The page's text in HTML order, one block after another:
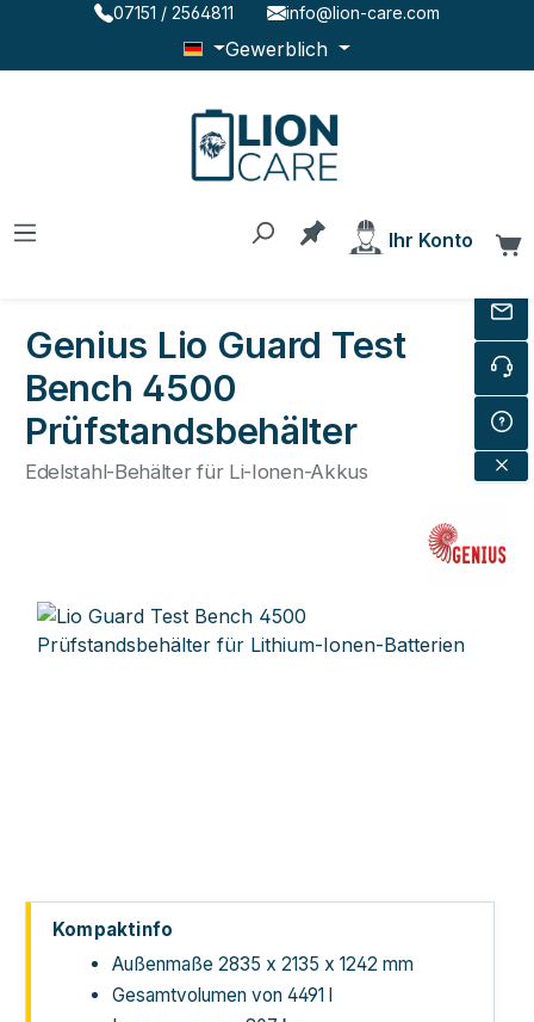
Zum Hauptinhalt springen
07151 / 2564811 info@lion-care.com
Gewerblich
Du hast 0 Produkte
Ihr Konto
Genius Lio Guard Test
Bench 4500
Prüfstandsbehälter
Edelstahl-Behälter für Li-Ionen-Akkus
Bildergalerie überspringen
Kompaktinfo
Außenmaße 2835 x 2135 x 1242 mm
Gesamtvolumen von 4491 l